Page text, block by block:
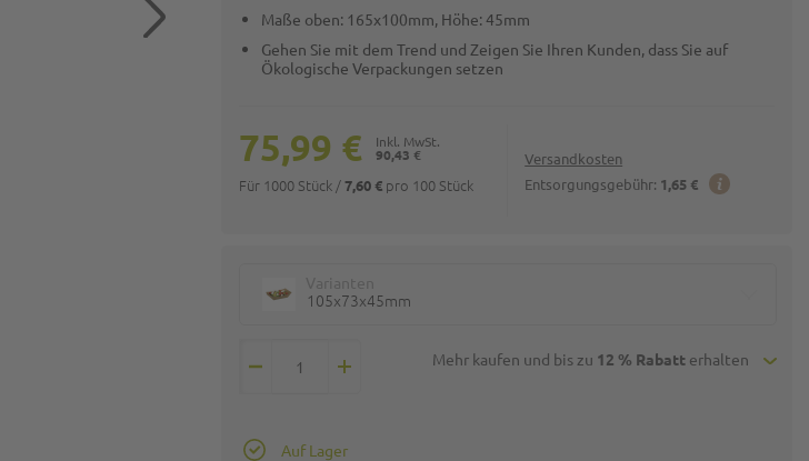
Maße oben: 165x100mm, Höhe: 45mm
Gehen Sie mit dem Trend und Zeigen Sie Ihren Kunden, dass Sie auf
Ökologische Verpackungen setzen
Versandkosten
Entsorgungsgebühr: 1,65 €
90,43 €
75,99 €
Für 1000 Stück /7,60 € pro 100 Stück
105x73x45mm
Mehr kaufen und bis zu 12 % Rabatterhalten
Auf Lager